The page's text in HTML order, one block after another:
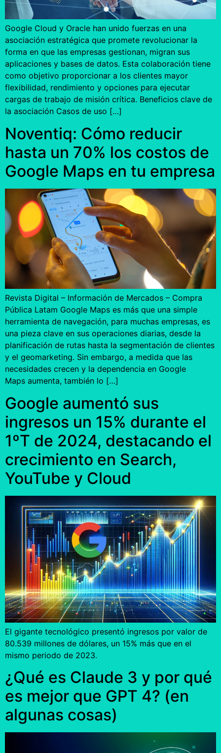
Google Cloud y Oracle han unido fuerzas en una
asociación estratégica que promete revolucionar la
forma en que las empresas gestionan, migran sus
aplicaciones y bases de datos. Esta colaboración tiene
como objetivo proporcionar a los clientes mayor
flexibilidad, rendimiento y opciones para ejecutar
cargas de trabajo de misión crítica. Beneficios clave de
la asociación Casos de uso […]
Noventiq: Cómo reducir
hasta un 70% los costos de
Google Maps en tu empresa
Revista Digital – Información de Mercados – Compra
Pública Latam Google Maps es más que una simple
herramienta de navegación, para muchas empresas, es
una pieza clave en sus operaciones diarias, desde la
planificación de rutas hasta la segmentación de clientes
y el geomarketing. Sin embargo, a medida que las
necesidades crecen y la dependencia en Google
Maps aumenta, también lo […]
Google aumentó sus
ingresos un 15% durante el
1ºT de 2024, destacando el
crecimiento en Search,
YouTube y Cloud
El gigante tecnológico presentó ingresos por valor de
80.539 millones de dólares, un 15% más que en el
mismo periodo de 2023.
¿Qué es Claude 3 y por qué
es mejor que GPT 4? (en
algunas cosas)